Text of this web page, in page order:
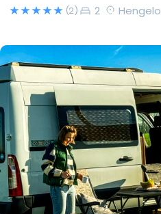
(2) 2 Hengelo